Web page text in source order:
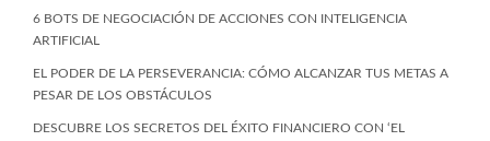
6 BOTS DE NEGOCIACIÓN DE ACCIONES CON INTELIGENCIA
ARTIFICIAL
EL PODER DE LA PERSEVERANCIA: CÓMO ALCANZAR TUS METAS A
PESAR DE LOS OBSTÁCULOS
DESCUBRE LOS SECRETOS DEL ÉXITO FINANCIERO CON ‘EL